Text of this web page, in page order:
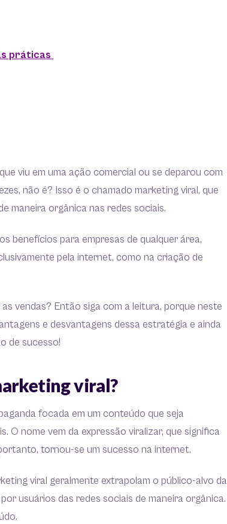
práticas
viu em uma ação comercial ou se deparou com
não é? Isso é o chamado marketing viral, que
maneira orgânica nas redes sociais.
benefícios para empresas de qualquer área,
pela internet, como na criação de
vendas? Então siga com a leitura, porque neste
e desvantagens dessa estratégia e ainda
de sucesso!
viral?
focada em um conteúdo que seja
O nome vem da expressão viralizar, que significa
tornou-se um sucesso na internet.
viral geralmente extrapolam o público-alvo da
usuários das redes sociais de maneira orgânica.